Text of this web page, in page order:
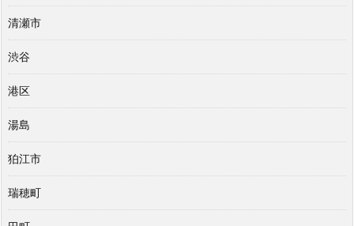
清瀬市
渋谷
港区
湯島
狛江市
瑞穂町